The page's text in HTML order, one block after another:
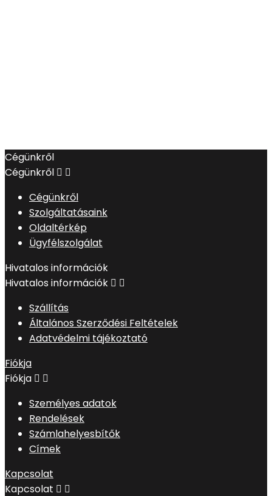
Cégünkről
Cégünkről  
Cégünkről
Szolgáltatásaink
Oldaltérkép
Ügyfélszolgálat
Hivatalos információk
Hivatalos információk  
Szállítás
Általános Szerződési Feltételek
Adatvédelmi tájékoztató
Fiókja
Fiókja  
Személyes adatok
Rendelések
Számlahelyesbítők
Címek
Kapcsolat
Kapcsolat  